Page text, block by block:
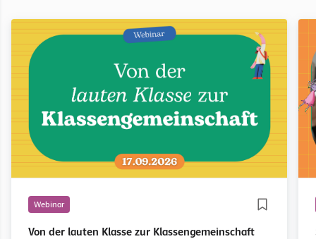
Webinar
Von der lauten Klasse zur Klassengemeinschaft